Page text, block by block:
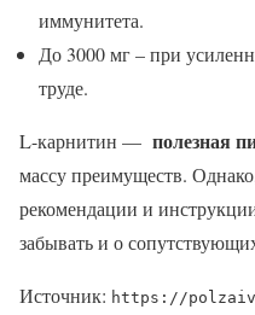
иммунитета.
До 3000 мг – при
труде.
L-карнитин — полезная
массу преимуществ.
рекомендации и
забывать и о
Источник: https://